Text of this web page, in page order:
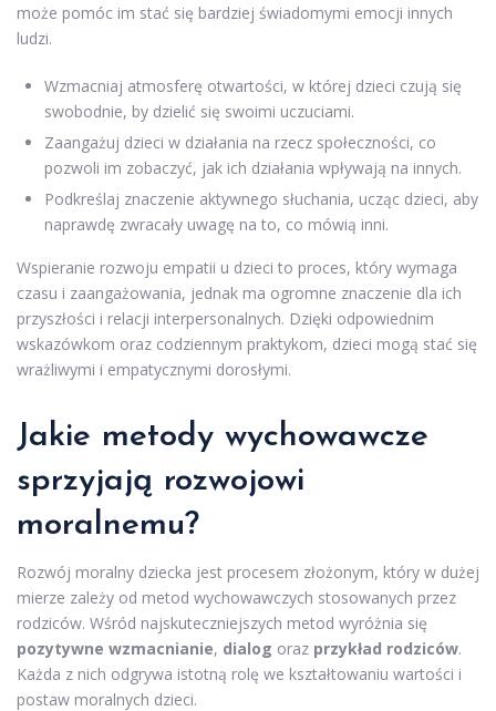
może pomóc im stać się bardziej świadomymi emocji innych
ludzi.
Wzmacniaj atmosferę otwartości, w której dzieci czują się
swobodnie, by dzielić się swoimi uczuciami.
Zaangażuj dzieci w działania na rzecz społeczności, co
pozwoli im zobaczyć, jak ich działania wpływają na innych.
Podkreślaj znaczenie aktywnego słuchania, ucząc dzieci, aby
naprawdę zwracały uwagę na to, co mówią inni.
Wspieranie rozwoju empatii u dzieci to proces, który wymaga
czasu i zaangażowania, jednak ma ogromne znaczenie dla ich
przyszłości i relacji interpersonalnych. Dzięki odpowiednim
wskazówkom oraz codziennym praktykom, dzieci mogą stać się
wrażliwymi i empatycznymi dorosłymi.
Jakie metody wychowawcze
sprzyjają rozwojowi
moralnemu?
Rozwój moralny dziecka jest procesem złożonym, który w dużej
mierze zależy od metod wychowawczych stosowanych przez
rodziców. Wśród najskuteczniejszych metod wyróżnia się
pozytywne wzmacnianie, dialog oraz przykład rodziców.
Każda z nich odgrywa istotną rolę we kształtowaniu wartości i
postaw moralnych dzieci.